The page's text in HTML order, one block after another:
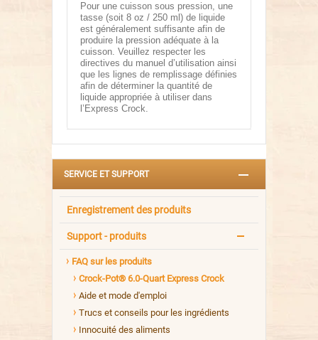
Pour une cuisson sous pression, une
tasse (soit 8 oz / 250 ml) de liquide
est généralement suffisante afin de
produire la pression adéquate à la
cuisson. Veuillez respecter les
directives du manuel d’utilisation ainsi
que les lignes de remplissage définies
afin de déterminer la quantité de
liquide appropriée à utiliser dans
l’Express Crock.
SERVICE ET SUPPORT
Enregistrement des produits
Support - produits
FAQ sur les produits
Crock-Pot® 6.0-Quart Express Crock
Aide et mode d'emploi
Trucs et conseils pour les ingrédients
Innocuité des aliments